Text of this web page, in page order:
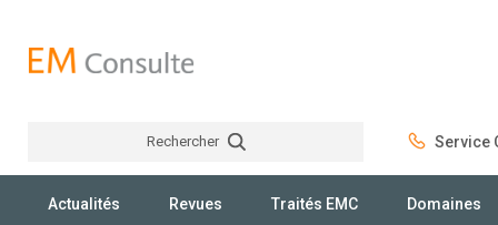
Rechercher Service
Actualités Revues Traités EMC Domaines